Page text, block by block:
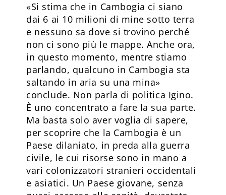
«Si stima che in Cambogia ci siano
dai 6 ai 10 milioni di mine sotto terra
e nessuno sa dove si trovino perché
non ci sono più le mappe. Anche ora,
in questo momento, mentre stiamo
parlando, qualcuno in Cambogia sta
saltando in aria su una mina»
conclude. Non parla di politica Igino.
È uno concentrato a fare la sua parte.
Ma basta solo aver voglia di sapere,
per scoprire che la Cambogia è un
Paese dilaniato, in preda alla guerra
civile, le cui risorse sono in mano a
vari colonizzatori stranieri occidentali
e asiatici. Un Paese giovane, senza